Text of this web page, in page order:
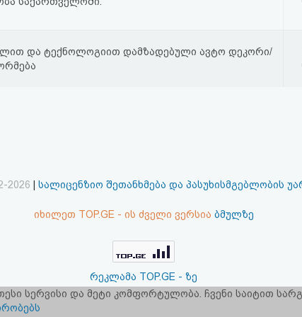
და ტექნოლოგიით დამზადებული ავტო დეკორი/
2026 სალიცენზიო შეთანხმება და პასუხისმგებლობის
იხილეთ TOP.GE - ის ძველი ვერსია ბმულზე
რეკლამა TOP.GE - ზე
განთავსებას და ინტერნეტთან კავშირს
სერვისი და მეტი კომფორტულობა. ჩვენი საიტით